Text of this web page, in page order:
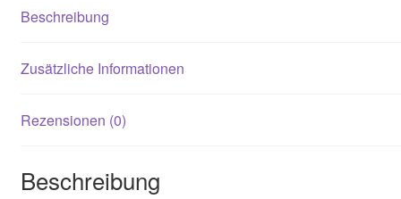
Konto
Kasse
Impressum
Beschreibung
Zusätzliche Informationen
Rezensionen (0)
Beschreibung